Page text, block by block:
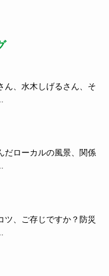
ん、水木しげるさん、そ
だローカルの風景、関係
ツ、ご存じですか？防災